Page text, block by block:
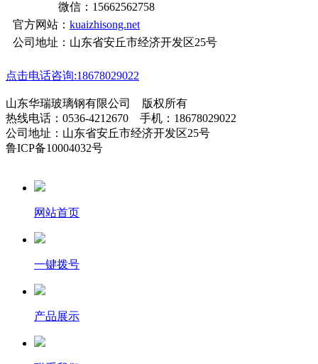
微信：15662562758
官方网站： kuaizhisong.net
公司地址：山东省安丘市经济开发区25号
点击电话咨询:18678029022
山东华瑞玻璃钢有限公司 版权所有
热线电话：0536-4212670 手机：18678029022
公司地址：山东省安丘市经济开发区25号
鲁ICP备10004032号
网站首页
一键拨号
产品展示